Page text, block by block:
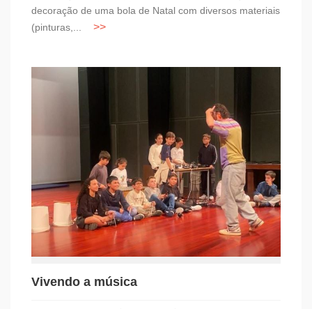
decoração de uma bola de Natal com diversos materiais
(pinturas,...
Vivendo a música